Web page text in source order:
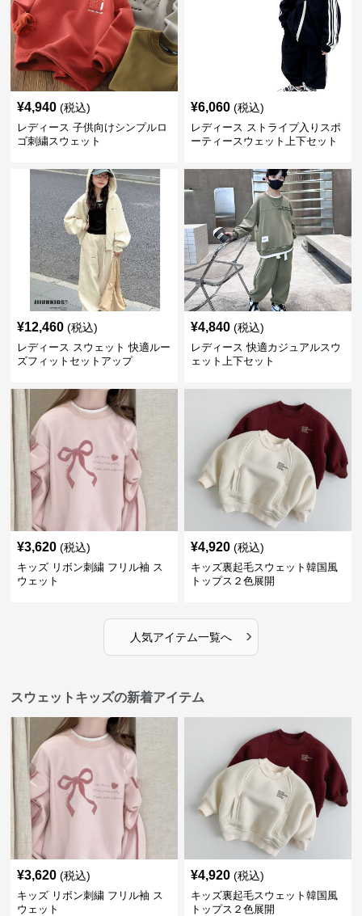
¥4,940 (税込)
レディース 子供向けシンプルロ
ゴ刺繍スウェット
¥6,060 (税込)
レディース ストライプ入りスポ
ーティースウェット上下セット
¥12,460 (税込)
レディース スウェット 快適ルー
ズフィットセットアップ
¥4,840 (税込)
レディース 快適カジュアルスウ
ェット上下セット
¥3,620 (税込)
キッズ リボン刺繍 フリル袖 ス
ウェット
¥4,920 (税込)
キッズ裏起毛スウェット韓国風
トップス２色展開
人気アイテム一覧へ ›
スウェットキッズの新着アイテム
¥3,620 (税込)
キッズ リボン刺繍 フリル袖 ス
ウェット
¥4,920 (税込)
キッズ裏起毛スウェット韓国風
トップス２色展開